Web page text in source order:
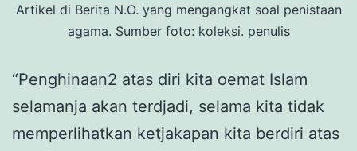
Artikel di Berita N.O. yang mengangkat soal penistaan
agama. Sumber foto: koleksi. penulis
“Penghinaan2 atas diri kita oemat Islam
selamanja akan terdjadi, selama kita tidak
memperlihatkan ketjakapan kita berdiri atas